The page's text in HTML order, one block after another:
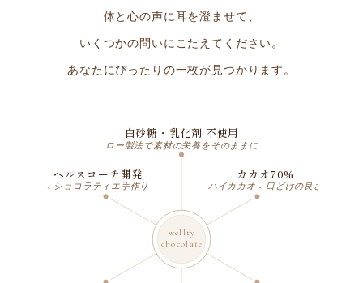
体と心の声に耳を澄ませて、
いくつかの問いにこたえてください。
あなたにぴったりの一枚が見つかります。
wellty
chocolate
白砂糖・乳化剤 不使用
ロー製法で素材の栄養をそのままに
ヘルスコーチ開発
× ショコラティエ手作り
カカオ70%
ハイカカオ × 口どけの良さ